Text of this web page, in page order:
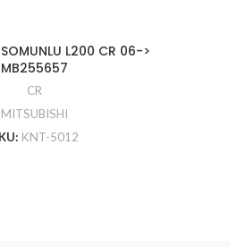
L200 CR 06->
MB255657
CR
MITSUBISHI
KNT-5012